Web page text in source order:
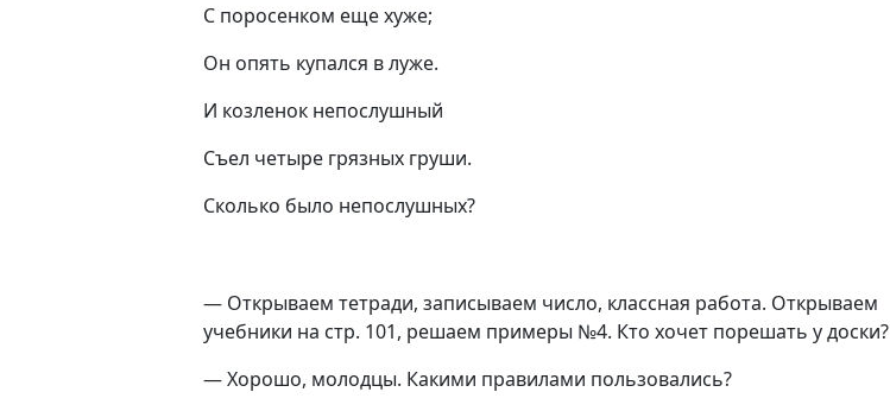
С поросенком еще хуже;
Он опять купался в луже.
И козленок непослушный
Съел четыре грязных груши.
Сколько было непослушных?
— Открываем тетради, записываем число, классная работа. Открываем
учебники на стр. 101, решаем примеры №4. Кто хочет порешать у доски?
— Хорошо, молодцы. Какими правилами пользовались?